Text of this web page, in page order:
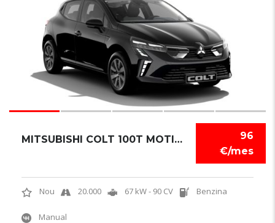
96
€/mes
MITSUBISHI COLT 100T MOTION
Nou 20.000 67 kW - 90 CV Benzina
Manual